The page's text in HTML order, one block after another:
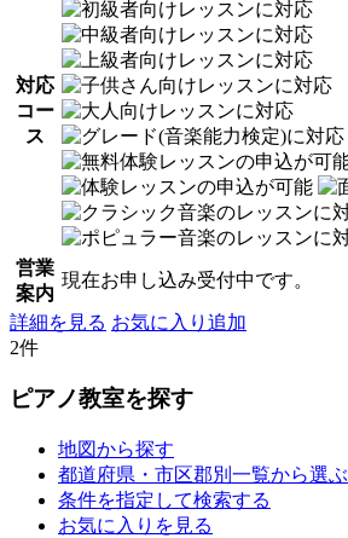
対応
コー
ス
営業
案内
現在お申し込み受付中です。
詳細を見る お気に入り追加
2件
ピアノ教室を探す
地図から探す
都道府県・市区郡別一覧から選ぶ
条件を指定して検索する
お気に入りを見る